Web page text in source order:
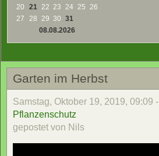
20
21 22 23 24 25 26
27
28 29 30 31
08.08.2026
Garten im Herbst
Samstag, Oktober 19, 2019, 09:09 -
Pflanzenschutz
gepostet von Nils